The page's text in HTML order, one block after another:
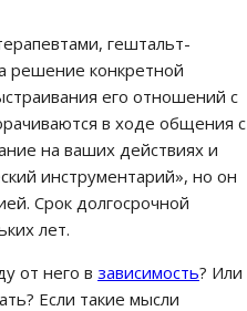
гештальт-
решение конкретной
его отношений с
в ходе общения с
на ваших действиях и
инструментарий», но он
Срок долгосрочной
лет.
от него в зависимость? Или
Если такие мысли